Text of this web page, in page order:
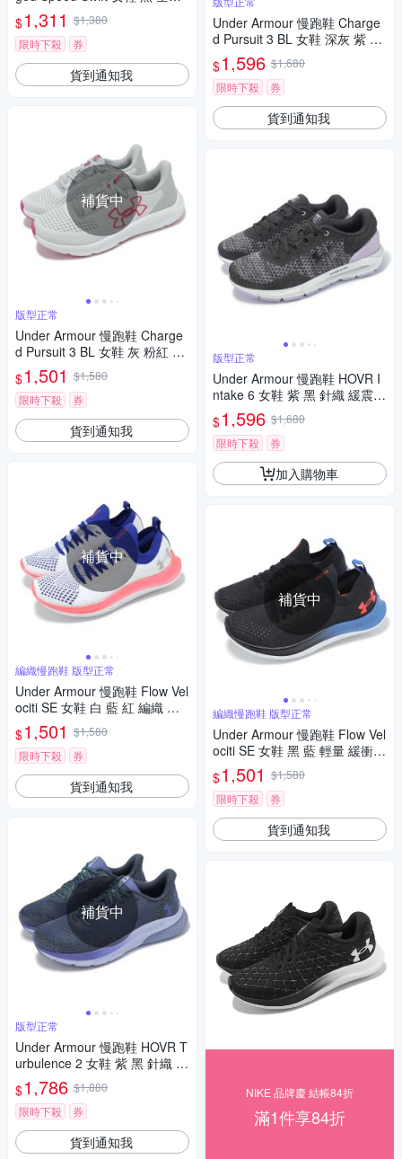
運動鞋 UA 3027006002
$1,311 $1,380
限時下殺
券
貨到通知我
補貨中
版型正常
Under Armour 慢跑鞋 Charge
d Pursuit 3 BL 女鞋 灰 粉紅 緩
震 透氣 運動鞋 UA 302652310
6
$1,501 $1,580
限時下殺
券
貨到通知我
補貨中
編織慢跑鞋 版型正常
Under Armour 慢跑鞋 Flow Vel
ociti SE 女鞋 白 藍 紅 編織 輕
量 緩衝 運動鞋 UA 302401710
5
$1,501 $1,580
限時下殺
券
貨到通知我
補貨中
版型正常
Under Armour 慢跑鞋 HOVR T
urbulence 2 女鞋 紫 黑 針織 緩
衝 支撐 運動鞋 UA 302652510
3
$1,786 $1,880
限時下殺
券
貨到通知我
Under Armour 慢跑鞋 Charge
d Pursuit 3 BL 女鞋 深灰 紫 緩
震 運動鞋 UA 3026523107
$1,596 $1,680
限時下殺
券
貨到通知我
版型正常
Under Armour 慢跑鞋 HOVR I
ntake 6 女鞋 紫 黑 針織 緩震
運動鞋 UA 3026141102
$1,596 $1,680
限時下殺
券
加入購物車
補貨中
編織慢跑鞋 版型正常
Under Armour 慢跑鞋 Flow Vel
ociti SE 女鞋 黑 藍 輕量 緩衝
編織 運動鞋 UA 3024017010
$1,501 $1,580
限時下殺
券
貨到通知我
NIKE 品牌慶 結帳84折
滿1件享84折